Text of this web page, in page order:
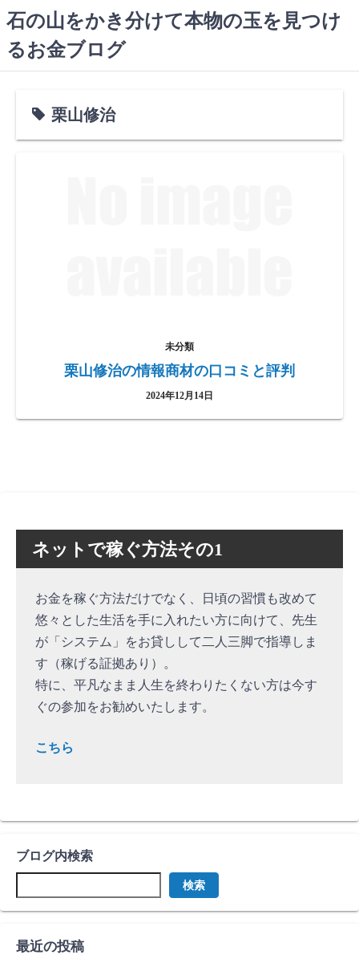
コ
ン
テ
石の山をかき分けて本物の玉を見つけ
るお金ブログ
栗山修治
未分類
栗山修治の情報商材の口コミと評判
2024年12月14日
ネットで稼ぐ方法その1
お金を稼ぐ方法だけでなく、日頃の習慣も改めて
悠々とした生活を手に入れたい方に向けて、先生
が「システム」をお貸しして二人三脚で指導しま
す（稼げる証拠あり）。
特に、平凡なまま人生を終わりたくない方は今す
ぐの参加をお勧めいたします。
こちら
ブログ内検索
検索
最近の投稿